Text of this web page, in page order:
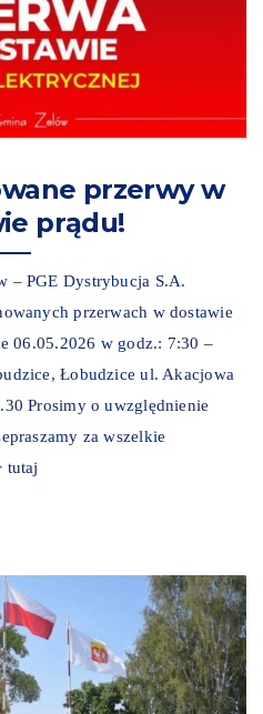
przerwy w
prądu!
– PGE Dystrybucja S.A.
przerwach w dostawie
06.05.2026 w godz.: 7:30 –
Łobudzice ul. Akacjowa
Prosimy o uwzględnienie
za wszelkie
tutaj